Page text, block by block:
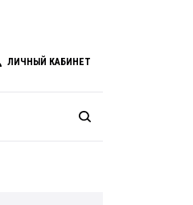
ЛИЧНЫЙ КАБИНЕТ